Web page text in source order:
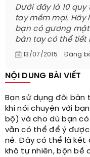
Dưới đây là 10
tay mềm mại.
bạn có gương
bàn tay có thể tiết
13/07/2015 Đăng
NỘI DUNG BÀI VIẾT
Bạn sử dụng đôi bàn
khi nói chuyện với
bộ) và cho dù bạn
vẫn có thể để ý
nẻ. Đây có thể là kết
khô tự nhiên, bộn bề